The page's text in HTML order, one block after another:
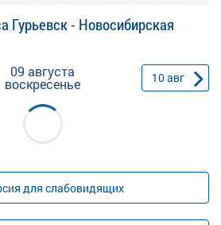
Гурьевск - Новосибирская
09 августа
воскресенье 10авг
для слабовидящих